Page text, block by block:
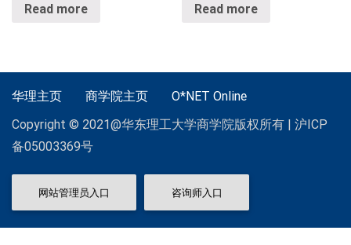
Read more Read more
华理主页 商学院主页
O*NET Online
Copyright © 2021@华东理工大学商学院版权所有 | 沪ICP
备05003369号
网站管理员入口 咨询师入口